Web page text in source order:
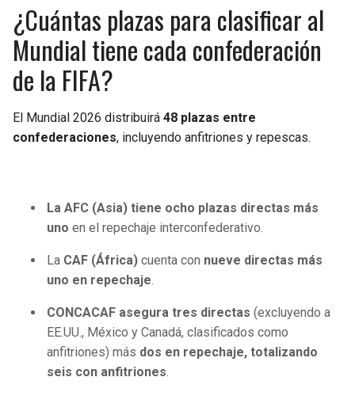
¿Cuántas plazas para clasificar al
Mundial tiene cada confederación
de la FIFA?
El Mundial 2026 distribuirá 48 plazas entre
confederaciones, incluyendo anfitriones y repescas.
La AFC (Asia) tiene ocho plazas directas más
uno en el repechaje interconfederativo.
La CAF (África) cuenta con nueve directas más
uno en repechaje.
CONCACAF asegura tres directas(excluyendo a
EE.UU., México y Canadá, clasificados como
anfitriones) más dos en repechaje, totalizando
seis con anfitriones.